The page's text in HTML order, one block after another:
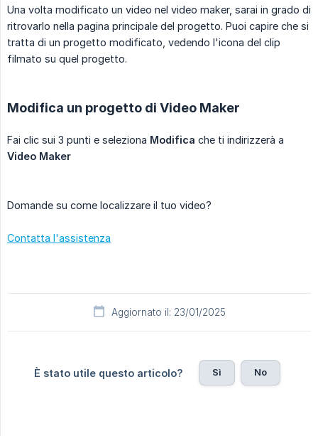
Una volta modificato un video nel video maker, sarai in grado di
ritrovarlo nella pagina principale del progetto. Puoi capire che si
tratta di un progetto modificato, vedendo l'icona del clip
filmato su quel progetto.
Modifica un progetto di Video Maker
Fai clic sui 3 punti e seleziona Modifica che ti indirizzerà a
Video Maker
Domande su come localizzare il tuo video?
Contatta l'assistenza
Aggiornato il: 23/01/2025
È stato utile questo articolo? Sì No